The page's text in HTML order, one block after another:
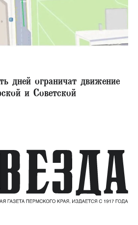
дней ограничат движение
и Советской